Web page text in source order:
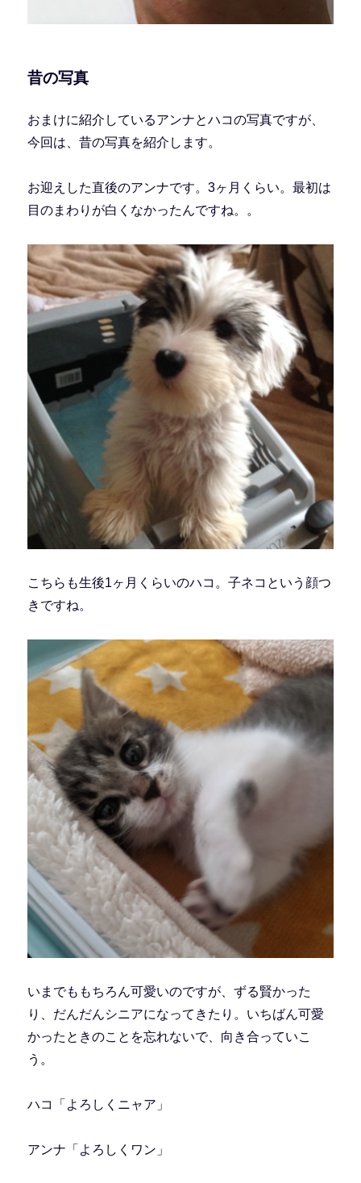
昔の写真
おまけに紹介しているアンナとハコの写真ですが、
今回は、昔の写真を紹介します。
お迎えした直後のアンナです。3ヶ月くらい。最初は
目のまわりが白くなかったんですね。。
こちらも生後1ヶ月くらいのハコ。子ネコという顔つ
きですね。
いまでももちろん可愛いのですが、ずる賢かった
り、だんだんシニアになってきたり。いちばん可愛
かったときのことを忘れないで、向き合っていこ
う。
ハコ「よろしくニャア」
アンナ「よろしくワン」